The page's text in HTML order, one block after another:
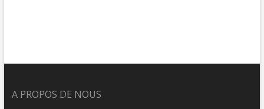
A PROPOS DE NOUS